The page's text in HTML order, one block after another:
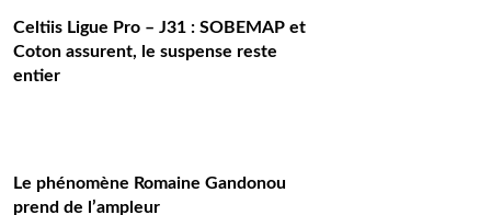
Celtiis Ligue Pro – J31 : SOBEMAP et
Coton assurent, le suspense reste
entier
Le phénomène Romaine Gandonou
prend de l’ampleur